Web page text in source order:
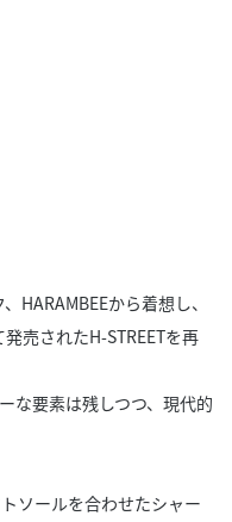
HARAMBEEから着想し、
売されたH-STREETを再
な要素は残しつつ、現代的
ソールを合わせたシャー